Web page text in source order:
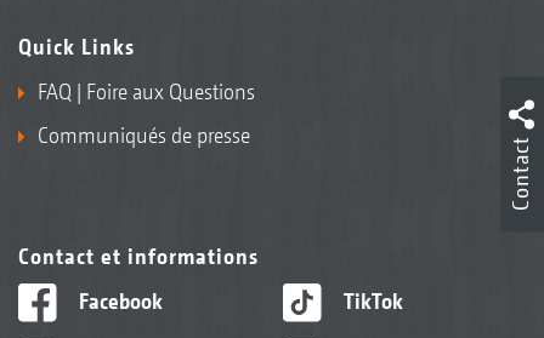
Quick Links
FAQ | Foire aux Questions
Communiqués de presse
Contact et informations
Facebook
TikTok
Contact